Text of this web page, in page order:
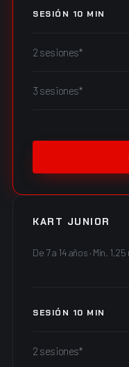
SESIÓN 10 MIN
2 sesiones*
3 sesiones*
KART JUNIOR
De 7 a 14 años · Mín. 1,25
SESIÓN 10 MIN
2 sesiones*